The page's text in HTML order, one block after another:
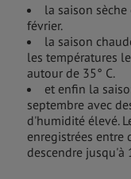
la saison
février.
la saison
les températures
autour de 35° C.
et enfin la
septembre avec
d'humidité élevé.
enregistrées entre
descendre jusqu'à